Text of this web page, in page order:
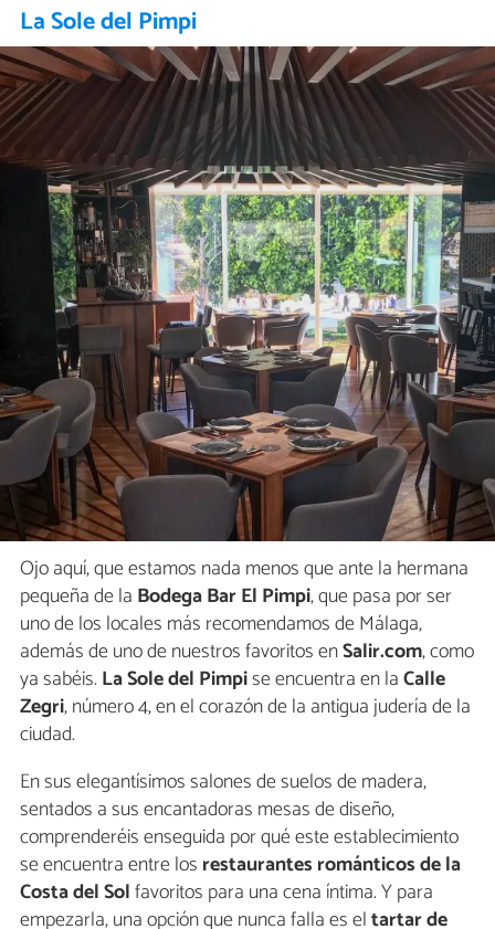
La Sole del Pimpi
Ojo aquí, que estamos nada menos que ante la hermana
pequeña de la Bodega Bar El Pimpi, que pasa por ser
uno de los locales más recomendamos de Málaga,
además de uno de nuestros favoritos enSalir.com, como
ya sabéis. La Sole del Pimpise encuentra en laCalle
Zegri, número 4, en el corazón de la antigua judería de la
ciudad.
En sus elegantísimos salones de suelos de madera,
sentados a sus encantadoras mesas de diseño,
comprenderéis enseguida por qué este establecimiento
se encuentra entre los restaurantes románticos de la
Costa del Solfavoritos para una cena íntima. Y para
empezarla, una opción que nunca falla es eltartar de